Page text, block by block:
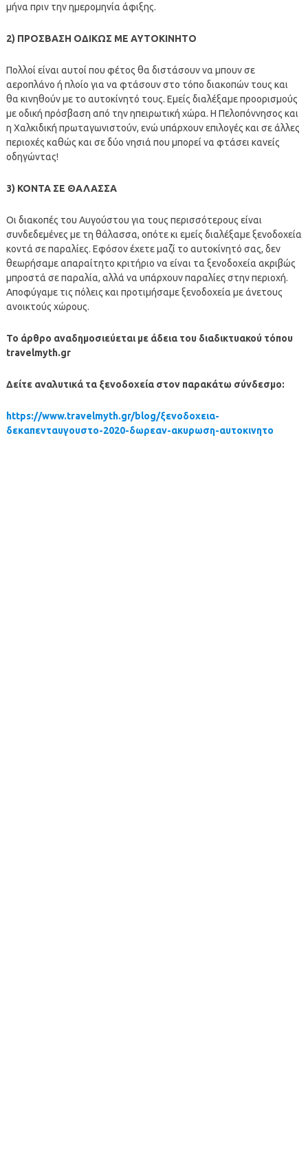
μήνα πριν την ημερομηνία άφιξης.
2) ΠΡΟΣΒΑΣΗ ΟΔΙΚΩΣ ΜΕ ΑΥΤΟΚΙΝΗΤΟ
Πολλοί είναι αυτοί που φέτος θα διστάσουν να μπουν σε
αεροπλάνο ή πλοίο για να φτάσουν στο τόπο διακοπών τους και
θα κινηθούν με το αυτοκίνητό τους. Εμείς διαλέξαμε προορισμούς
με οδική πρόσβαση από την ηπειρωτική χώρα. Η Πελοπόννησος και
η Χαλκιδική πρωταγωνιστούν, ενώ υπάρχουν επιλογές και σε άλλες
περιοχές καθώς και σε δύο νησιά που μπορεί να φτάσει κανείς
οδηγώντας!
3) ΚΟΝΤΑ ΣΕ ΘΑΛΑΣΣΑ
Οι διακοπές του Αυγούστου για τους περισσότερους είναι
συνδεδεμένες με τη θάλασσα, οπότε κι εμείς διαλέξαμε ξενοδοχεία
κοντά σε παραλίες. Εφόσον έχετε μαζί το αυτοκίνητό σας, δεν
θεωρήσαμε απαραίτητο κριτήριο να είναι τα ξενοδοχεία ακριβώς
μπροστά σε παραλία, αλλά να υπάρχουν παραλίες στην περιοχή.
Αποφύγαμε τις πόλεις και προτιμήσαμε ξενοδοχεία με άνετους
ανοικτούς χώρους.
Το άρθρο αναδημοσιεύεται με άδεια του διαδικτυακού τόπου
travelmyth.gr
Δείτε αναλυτικά τα ξενοδοχεία στον παρακάτω σύνδεσμο:
https://www.travelmyth.gr/blog/ξενοδοχεια-
δεκαπενταυγουστο-2020-δωρεαν-ακυρωση-αυτοκινητο